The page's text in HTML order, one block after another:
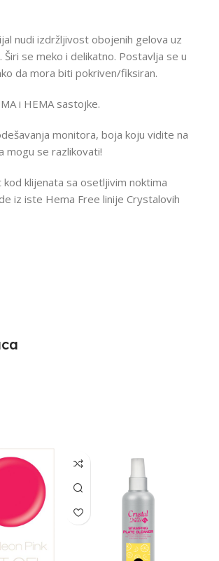
nudi izdržljivost obojenih gelova uz
Širi se meko i delikatno. Postavlja se u
da mora biti pokriven/fiksiran.
i HEMA sastojke.
monitora, boja koju vidite na
mogu se razlikovati!
kod klijenata sa osetljivim noktima
iz iste Hema Free linije Crystalovih